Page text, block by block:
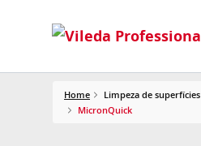
Home Limpeza de superfícies
MicronQuick